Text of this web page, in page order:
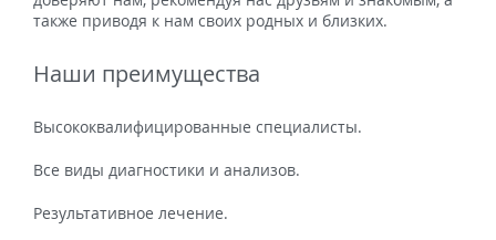
также приводя к нам своих родных и близких.
Наши преимущества
Высококвалифицированные специалисты.
Все виды диагностики и анализов.
Результативное лечение.